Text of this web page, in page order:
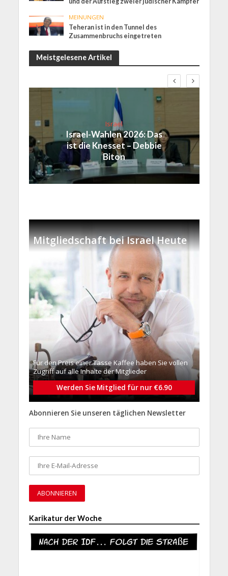
MEINUNGEN
Teheran ist in den Tunnel des
Zusammenbruchs eingetreten
Meistgelesene Artikel
Israel
Israel-Wahlen 2026: Das
ist die Knesset – Debbie
Biton
Mitgliedschaft bei Israel Heute
Für den Preis einer Tasse Kaffee haben Sie vollen
Zugriff auf alle Inhalte der Mitglieder
Werden Sie Mitglied für nur €6.90
Abonnieren Sie unseren täglichen Newsletter
Karikatur der Woche